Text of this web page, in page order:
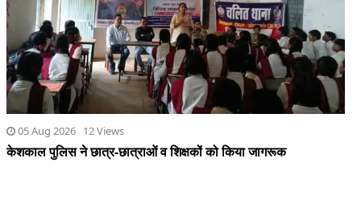
05 Aug 2026 12 Views
केशकाल पुलिस ने छात्र-छात्राओं व शिक्षकों को किया जागरूक